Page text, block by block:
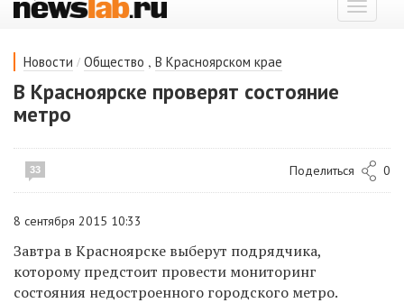
Показать
меню
Новости / Общество , В Красноярском крае
В Красноярске проверят состояние
метро
33 Поделиться 0
8 сентября 2015 10:33
Завтра в Красноярске выберут подрядчика,
которому предстоит провести мониторинг
состояния недостроенного городского метро.